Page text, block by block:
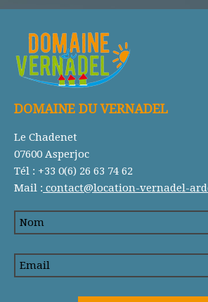
DOMAINE DU VERNADEL
Le Chadenet
07600 Asperjoc
Tél : +33 0(6) 26 63 74 62
Mail : contact@location-vernadel-